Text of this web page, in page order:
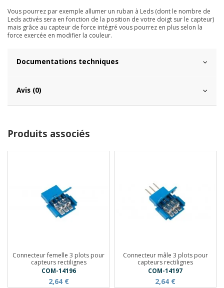
Vous pourrez par exemple allumer un ruban à Leds (dont le nombre de
Leds activés sera en fonction de la position de votre doigt sur le capteur)
mais grâce au capteur de force intégré vous pourrez en plus selon la
force exercée en modifier la couleur.
Documentations techniques
Avis (0)
Produits associés
Connecteur femelle 3 plots pour
capteurs rectilignes
COM-14196
2,64 €
Connecteur mâle 3 plots pour
capteurs rectilignes
COM-14197
2,64 €